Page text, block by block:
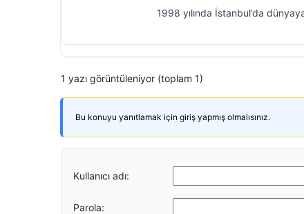
1998 yılında İstanbul’da
1 yazı görüntüleniyor (toplam 1)
Bu konuyu yanıtlamak için giriş yapmış olmalısınız.
Kullanıcı adı:
Parola: